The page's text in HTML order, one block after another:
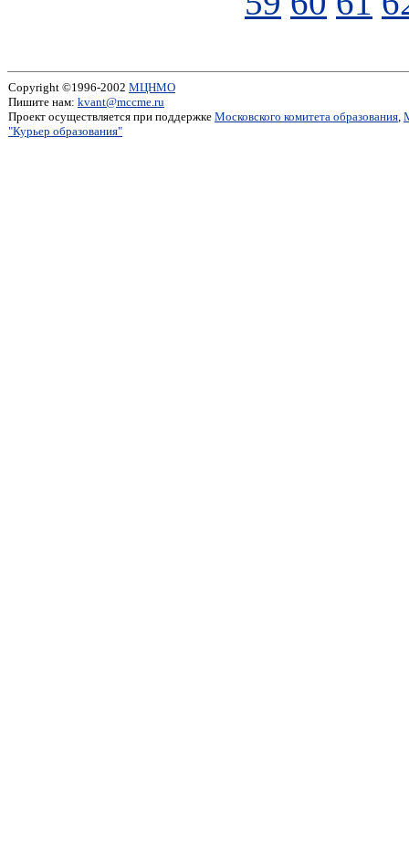
Copyright ©1996-2002 МЦНМО
Пишите нам: kvant@mccme.ru
Проект осуществляется при поддержке Московского комитета образования,
"Курьер образования"